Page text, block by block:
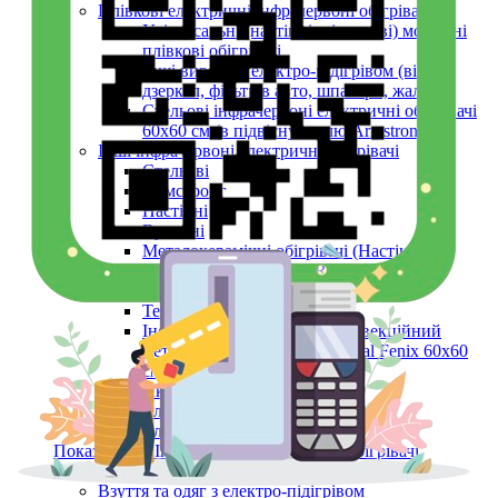
Плівкові електричні інфрачервоні обігрівачі
Універсальні (настінні, підлогові) мобільні
плівкові обігрівачі
Інші вироби з електро-підігрівом (вікон,
дзеркал, фільтрів авто, шпалери, жалюзі)
Стельові інфрачервоні електричні обігрівачі
60х60 см (в підвісну стелю Armstrong)
Інші інфрачервоні електричні обігрівачі
Стельові
Армстронг
Настінні
Вуличні
Металокерамічні обігрівачі (Настінні,
Стельові, Підлогові, ARMSTRONG)
Керамічні панелі (інфрачервоні)
Тепловентилятори
Інфрачервоний обігрівач конвекційний
металокерамічний Monocrystal Fenix 60x60
см 750 Вт
Аксесуари
Електричні рушникосушки
Електроконвектори
Показати усі Інфрачервоні електричні обігрівачі
Обігрів та сушіння
Взуття та одяг з електро-підігрівом